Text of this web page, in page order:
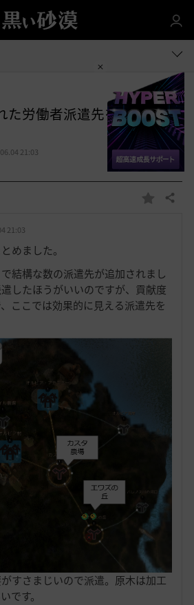
た労働者派遣先を中心とし
21:03
お
り
共有する
21:03
めました。
結構な数の派遣先が追加されまし
したほうがいいのですが、貢献度
ここでは効果的に見える派遣先を
すさまじいので派遣。原木は加工
です。